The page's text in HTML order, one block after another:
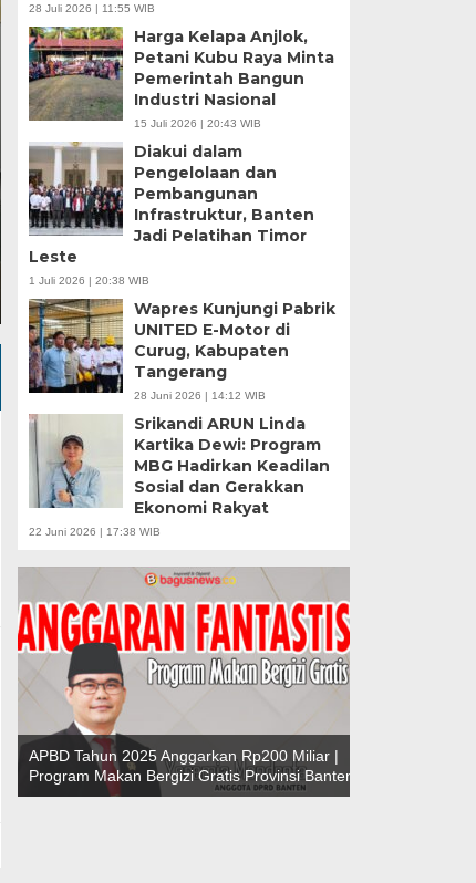
Zona Blank Spot,
Serang Lakukan
Senin, 15 Jun 2026 - 14:09 WIB
BagusNews.Co – Pelaksanaan Sistem Penerimaan
di Kota Serang menghadapi tantangan…
28 Juli 2026 | 11:55 WIB
Harga Kelapa Anjlok,
Petani Kubu Raya Minta
Pemerintah Bangun
Industri Nasional
15 Juli 2026 | 20:43 WIB
Diakui dalam
Pengelolaan dan
Pembangunan
Infrastruktur, Banten
Jadi Pelatihan Timor
Leste
1 Juli 2026 | 20:38 WIB
Wapres Kunjungi Pabrik
UNITED E-Motor di
Curug, Kabupaten
Tangerang
28 Juni 2026 | 14:12 WIB
Srikandi ARUN Linda
Kartika Dewi: Program
MBG Hadirkan Keadilan
Sosial dan Gerakkan
Ekonomi Rakyat
22 Juni 2026 | 17:38 WIB
APBD Tahun 2025 Anggarkan Rp200 Miliar |
Program Makan Bergizi Gratis Provinsi Banten